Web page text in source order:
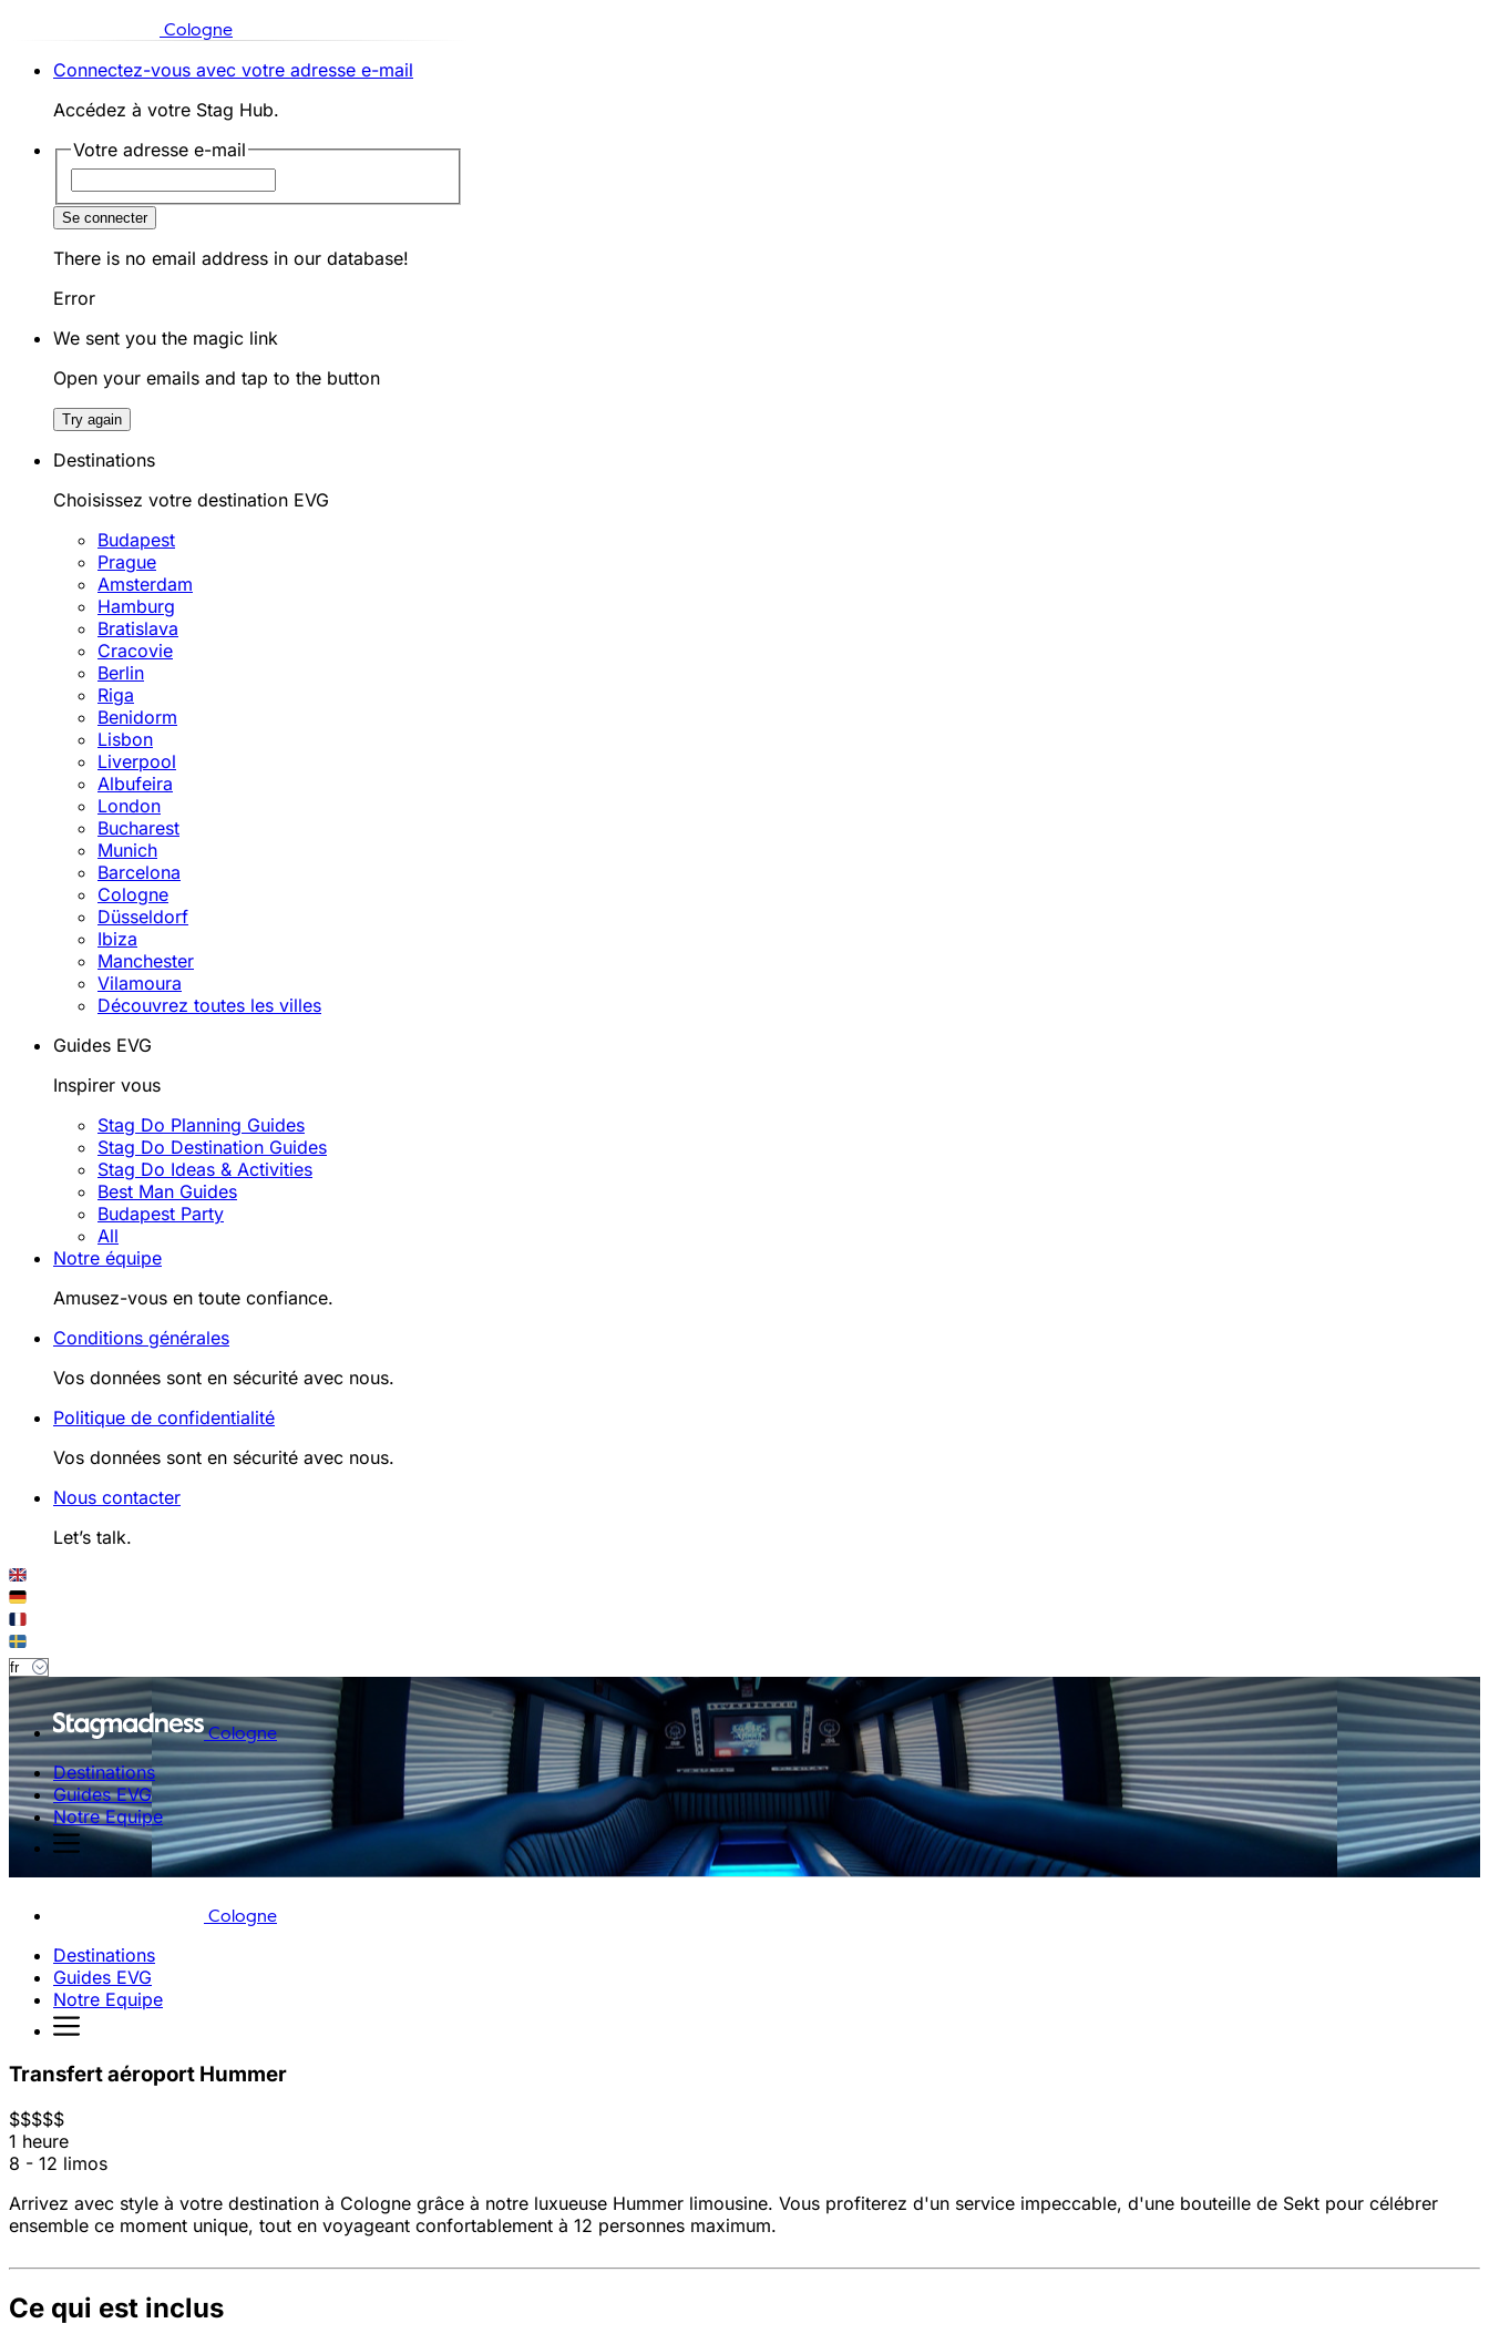
Cologne
Connectez-vous avec votre adresse e-mail
Accédez à votre Stag Hub.
Votre adresse e-mail
Se connecter
There is no email address in our database!
Error
We sent you the magic link
Open your emails and tap to the button
Try again
Destinations
Choisissez votre destination EVG
Budapest
Prague
Amsterdam
Hamburg
Bratislava
Cracovie
Berlin
Riga
Benidorm
Lisbon
Liverpool
Albufeira
London
Bucharest
Munich
Barcelona
Cologne
Düsseldorf
Ibiza
Manchester
Vilamoura
Découvrez toutes les villes
Guides EVG
Inspirer vous
Stag Do Planning Guides
Stag Do Destination Guides
Stag Do Ideas & Activities
Best Man Guides
Budapest Party
All
Notre équipe
Amusez-vous en toute confiance.
Conditions générales
Vos données sont en sécurité avec nous.
Politique de confidentialité
Vos données sont en sécurité avec nous.
Nous contacter
Let’s talk.
Cologne
Destinations
Guides EVG
Notre Equipe
Cologne
Destinations
Guides EVG
Notre Equipe
Transfert aéroport Hummer
$$$$$
1 heure
8 - 12 limos
Arrivez avec style à votre destination à Cologne grâce à notre luxueuse Hummer limousine. Vous profiterez d'un service impeccable, d'une bouteille de Sekt pour célébrer
ensemble ce moment unique, tout en voyageant confortablement à 12 personnes maximum.
Ce qui est inclus